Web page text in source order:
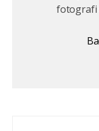
fotografi